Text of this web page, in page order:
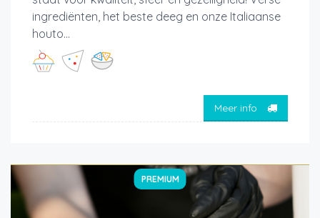
ingrediënten, het beste deeg en onze Italiaanse
houto...
Meer info
PREMIUM